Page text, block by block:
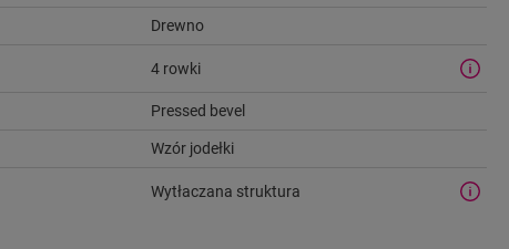
Drewno
4 rowki
Pressed bevel
Wzór jodełki
Wytłaczana struktura